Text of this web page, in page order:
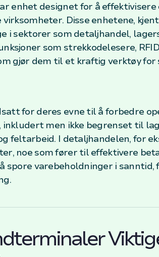
enhet designet for å
Disse enhetene,
i sektorer som detaljhandel,
som strekkodelesere,
gjør dem til et kraftig verktøy
for deres evne til å forbedre
inkludert men ikke begrenset til
feltarbeid. I detaljhandelen, for
noe som fører til effektivere
spore varebeholdninger i